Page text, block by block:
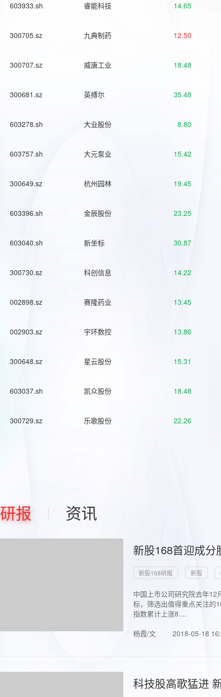
603933.sh 睿能科技 14.65
300705.sz 九典制药 12.50
300707.sz 威唐工业 18.48
300681.sz 英搏尔 35.48
603278.sh 大业股份 8.80
603757.sh 大元泵业 15.42
300649.sz 杭州园林 19.45
603396.sh 金辰股份 23.25
603040.sh 新坐标 30.87
300730.sz 科创信息 14.22
002898.sz 赛隆药业 13.45
002903.sz 宇环数控 13.86
300648.sz 星云股份 15.31
603037.sh 凯众股份 18.48
300729.sz 乐歌股份 22.26
研报 资讯
新股168首迎成
新股168研报 新股
中国上市公司研究院去年
标，筛选出值得重点关注的
指数累计上涨8....
杨霞/文
2018-05-18
科技股高歌猛进